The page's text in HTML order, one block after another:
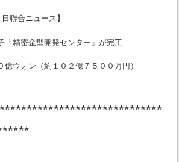
聯合ニュース】
密金型開発センター」が完工
ン（約１０２億７５００万円）